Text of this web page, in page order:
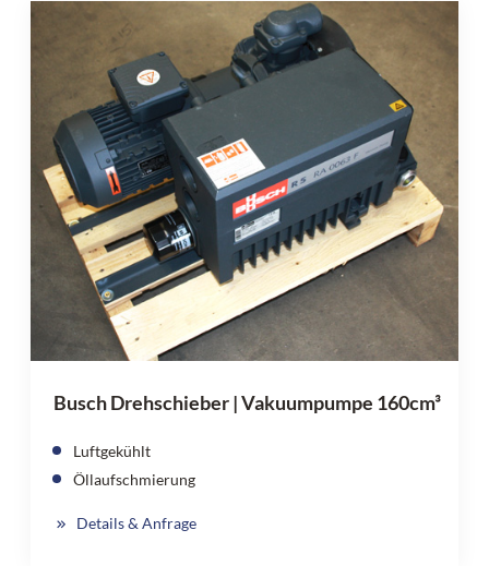
Busch Drehschieber | Vakuumpumpe 160cm³
Luftgekühlt
Öllaufschmierung
Details & Anfrage